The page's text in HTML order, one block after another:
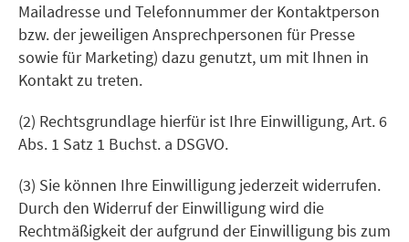
Mailadresse und Telefonnummer der Kontaktperson
bzw. der jeweiligen Ansprechpersonen für Presse
sowie für Marketing) dazu genutzt, um mit Ihnen in
Kontakt zu treten.
(2) Rechtsgrundlage hierfür ist Ihre Einwilligung, Art. 6
Abs. 1 Satz 1 Buchst. a DSGVO.
(3) Sie können Ihre Einwilligung jederzeit widerrufen.
Durch den Widerruf der Einwilligung wird die
Rechtmäßigkeit der aufgrund der Einwilligung bis zum